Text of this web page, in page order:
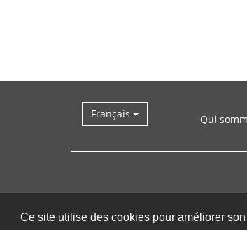
Ce site utilise des cookies pour améliorer
Français Qui